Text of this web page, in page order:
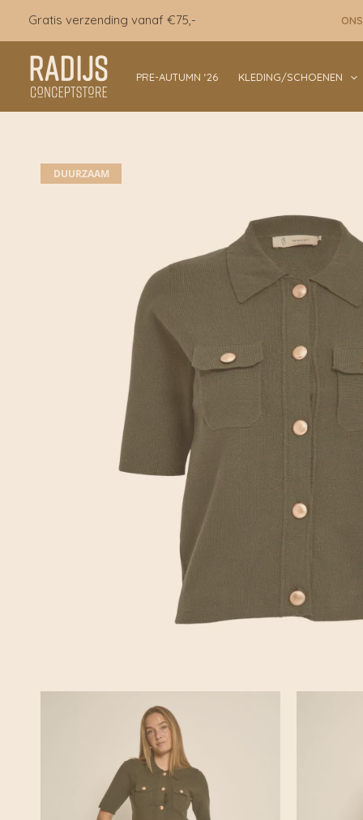
inhoud
Gratis verzending vanaf €75,-
PRE-AUTUMN ‘26 KLEDING/SCHOENEN
DUURZAAM